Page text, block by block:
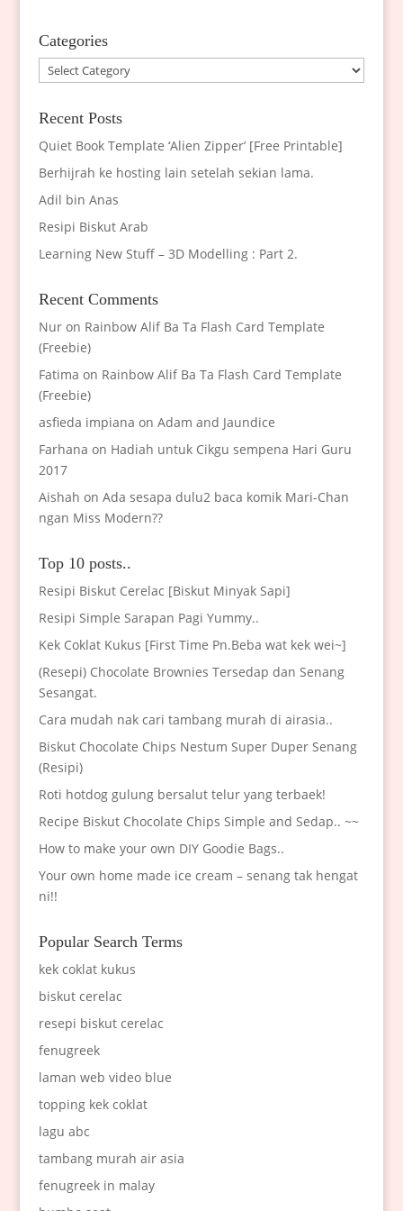
Categories
Categories
Recent Posts
Quiet Book Template ‘Alien Zipper’ [Free Printable]
Berhijrah ke hosting lain setelah sekian lama.
Adil bin Anas
Resipi Biskut Arab
Learning New Stuff – 3D Modelling : Part 2.
Recent Comments
Nuron Rainbow Alif Ba Ta Flash Card Template
(Freebie)
Fatima on Rainbow Alif Ba Ta Flash Card Template
(Freebie)
asfieda impiana on Adam and Jaundice
Farhana on Hadiah untuk Cikgu sempena Hari Guru
2017
Aishah on Ada sesapa dulu2 baca komik Mari-Chan
ngan Miss Modern??
Top 10 posts..
Resipi Biskut Cerelac [Biskut Minyak Sapi]
Resipi Simple Sarapan Pagi Yummy..
Kek Coklat Kukus [First Time Pn.Beba wat kek wei~]
(Resepi) Chocolate Brownies Tersedap dan Senang
Sesangat.
Cara mudah nak cari tambang murah di airasia..
Biskut Chocolate Chips Nestum Super Duper Senang
(Resipi)
Roti hotdog gulung bersalut telur yang terbaek!
Recipe Biskut Chocolate Chips Simple and Sedap.. ~~
How to make your own DIY Goodie Bags..
Your own home made ice cream – senang tak hengat
ni!!
Popular Search Terms
kek coklat kukus
biskut cerelac
resepi biskut cerelac
fenugreek
laman web video blue
topping kek coklat
lagu abc
tambang murah air asia
fenugreek in malay